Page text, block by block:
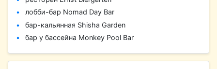
лобби-бар Nomad Day Bar
бар-кальянная Shisha Garden
бар у бассейна Monkey Pool Bar